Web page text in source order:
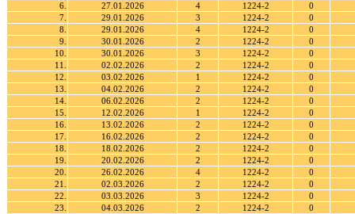
6.
27.01.2026 4 1224-2
0
7.
29.01.2026 3 1224-2
0
8.
29.01.2026 4 1224-2
0
9.
30.01.2026 2 1224-2
0
10.
30.01.2026 3 1224-2
0
11.
02.02.2026 2 1224-2
0
12.
03.02.2026 1 1224-2
0
13.
04.02.2026 2 1224-2
0
14.
06.02.2026 2 1224-2
0
15.
12.02.2026 1 1224-2
0
16.
13.02.2026 2 1224-2
0
17.
16.02.2026 2 1224-2
0
18.
18.02.2026 2 1224-2
0
19.
20.02.2026 2 1224-2
0
20.
26.02.2026 4 1224-2
0
21.
02.03.2026 2 1224-2
0
22.
03.03.2026 3 1224-2
0
23.
04.03.2026 2 1224-2
0